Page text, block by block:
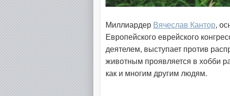
Миллиардер Вячеслав Кантор,
Европейского еврейского
деятелем, выступает против
животным проявляется в хобби
как и многим другим людям.